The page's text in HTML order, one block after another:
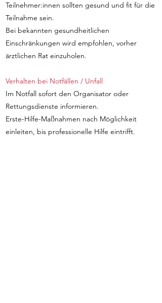
Teilnehmer:innen sollten gesund und fit für die
Teilnahme sein.
Bei bekannten gesundheitlichen
Einschränkungen wird empfohlen, vorher
ärztlichen Rat einzuholen.
Verhalten bei Notfällen / Unfall
Im Notfall sofort den Organisator oder
Rettungsdienste informieren.
Erste-Hilfe-Maßnahmen nach Möglichkeit
einleiten, bis professionelle Hilfe eintrifft.